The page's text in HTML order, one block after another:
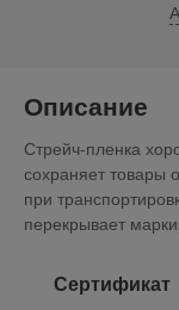
Описание
Стрейч-пленка
сохраняет товары
при
перекрывает
Сертификат